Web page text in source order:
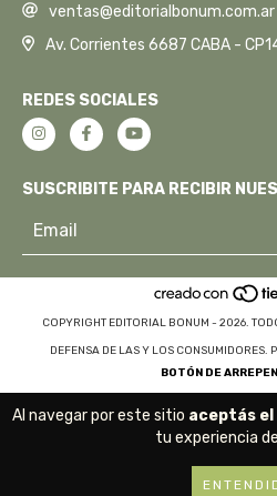
Al navegar por este sitio aceptás el
tu experiencia
ventas@editorialbonum.com.ar
Av. Corrientes 6687 CABA -
REDES SOCIALES
SUSCRIBITE PARA RECIBIR
COPYRIGHT EDITORIAL BONUM - 2026.
DEFENSA DE LAS Y LOS CONSUMIDORES.
BOTÓN DE